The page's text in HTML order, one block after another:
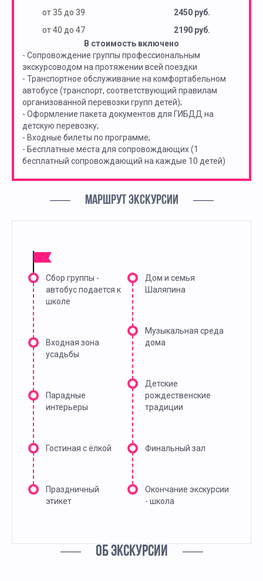
от 35 до 39
2450 руб.
от 40 до 47
2190 руб.
В стоимость включено
- Сопровождение группы профессиональным
экскурсоводом на протяжении всей поездки
- Транспортное обслуживание на комфортабельном
автобусе (транспорт, соответствующий правилам
организованной перевозки групп детей);
- Оформление пакета документов для ГИБДД на
детскую перевозку;
- Входные билеты по программе;
- Бесплатные места для сопровождающих (1
бесплатный сопровождающий на каждые 10 детей)
МАРШРУТ ЭКСКУРСИИ
Сбор группы -
автобус подается к
школе
Входная зона
усадьбы
Парадные
интерьеры
Гостиная с ёлкой
Праздничный
этикет
Дом и семья
Шаляпина
Музыкальная среда
дома
Детские
рождественские
традиции
Финальный зал
Окончание экскурсии
- школа
ОБ ЭКСКУРСИИ